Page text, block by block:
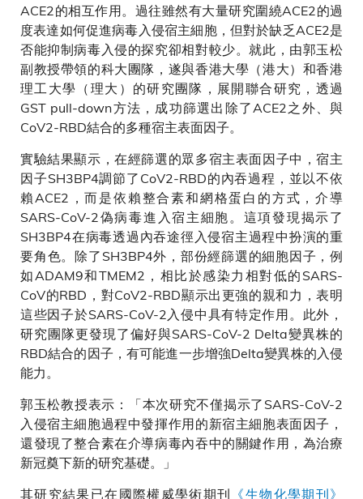
ACE2的相互作用。過往雖然有大量研究圍繞ACE2的過
度表達如何促進病毒入侵宿主細胞，但對於缺乏ACE2是
否能抑制病毒入侵的探究卻相對較少。就此，由郭玉松
副教授帶領的科大團隊，遂與香港大學（港大）和香港
理工大學（理大）的研究團隊，展開聯合研究，透過
GST pull-down方法，成功篩選出除了ACE2之外、與
CoV2-RBD結合的多種宿主表面因子。
實驗結果顯示，在經篩選的眾多宿主表面因子中，宿主
因子SH3BP4調節了CoV2-RBD的內吞過程，並以不依
賴ACE2，而是依賴整合素和網格蛋白的方式，介導
SARS-CoV-2偽病毒進入宿主細胞。這項發現揭示了
SH3BP4在病毒透過內吞途徑入侵宿主過程中扮演的重
要角色。除了SH3BP4外，部份經篩選的細胞因子，例
如ADAM9和TMEM2，相比於感染力相對低的SARS-
CoV的RBD，對CoV2-RBD顯示出更強的親和力，表明
這些因子於SARS-CoV-2入侵中具有特定作用。此外，
研究團隊更發現了偏好與SARS-CoV-2 Delta變異株的
RBD結合的因子，有可能進一步增強Delta變異株的入侵
能力。
郭玉松教授表示：「本次研究不僅揭示了SARS-CoV-2
入侵宿主細胞過程中發揮作用的新宿主細胞表面因子，
還發現了整合素在介導病毒內吞中的關鍵作用，為治療
新冠奠下新的研究基礎。」
其研究結果已在國際權威學術期刊 《生物化學期刊》